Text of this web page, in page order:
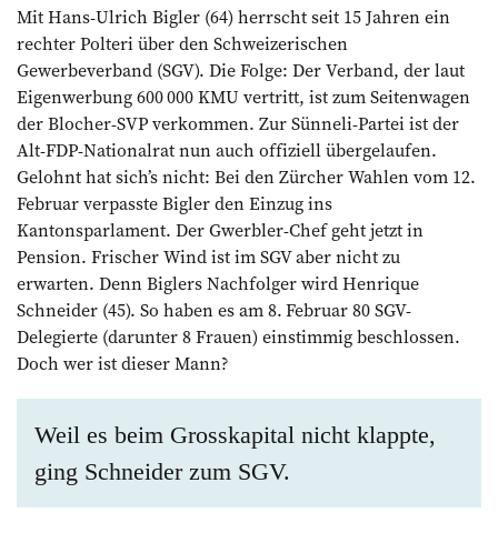
Mit Hans-Ulrich Bigler (64) herrscht seit 15 Jahren ein
rechter Polteri über den Schweizerischen
Gewerbeverband (SGV). Die Folge: Der Verband, der laut
Eigenwerbung 600 000 KMU vertritt, ist zum Seitenwagen
der Blocher-SVP verkommen. Zur Sünneli-Partei ist der
Alt-FDP-Nationalrat nun auch offiziell übergelaufen.
Gelohnt hat sich’s nicht: Bei den Zürcher Wahlen vom 12.
Februar verpasste Bigler den Einzug ins
Kantonsparlament. Der Gwerbler-Chef geht jetzt in
Pension. Frischer Wind ist im SGV aber nicht zu
erwarten. Denn Biglers Nachfolger wird Henrique
Schneider (45). So haben es am 8. Februar 80 SGV-
Delegierte (darunter 8 Frauen) einstimmig beschlossen.
Doch wer ist dieser Mann?
Weil es beim Grosskapital nicht klappte,
ging Schneider zum SGV.